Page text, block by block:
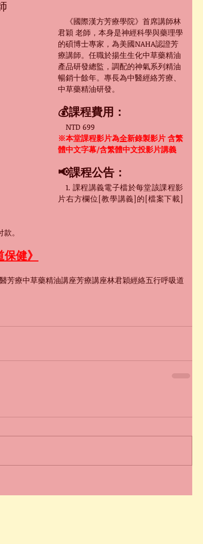
《國際漢方芳療學院》首席講師林
君穎 老師，本身是神經科學與藥理學
的碩博士專家，為美國NAHA認證芳
療講師。任職於揚生生化中草藥精油
產品研發總監，調配的神氣系列精油
暢銷十餘年。專長為中醫經絡芳療、
中草藥精油研發。
💰課程費用：
NTD 699
※本堂課程影片為全新錄製影片 含繁
體中文字幕/含繁體中文投影片講義
📢課程公告：
1. 課程講義電子檔於每堂該課程影
片右方欄位[教學講義]的[檔案下載]
。
健》
芳療中草藥精油講座芳療講座林君穎經絡五行呼吸道